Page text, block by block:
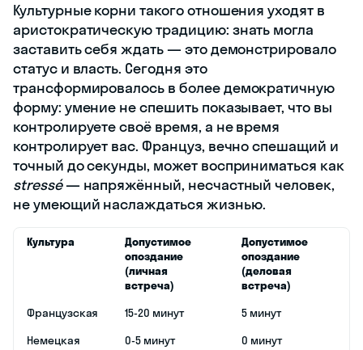
Культурные корни такого отношения уходят в
аристократическую традицию: знать могла
заставить себя ждать — это демонстрировало
статус и власть. Сегодня это
трансформировалось в более демократичную
форму: умение не спешить показывает, что вы
контролируете своё время, а не время
контролирует вас. Француз, вечно спешащий и
точный до секунды, может восприниматься как
stressé— напряжённый, несчастный человек,
не умеющий наслаждаться жизнью.
Культура
Допустимое
опоздание
(личная
встреча)
Допустимое
опоздание
(деловая
встреча)
Французская
15-20 минут
5 минут
Немецкая
0-5 минут
0 минут